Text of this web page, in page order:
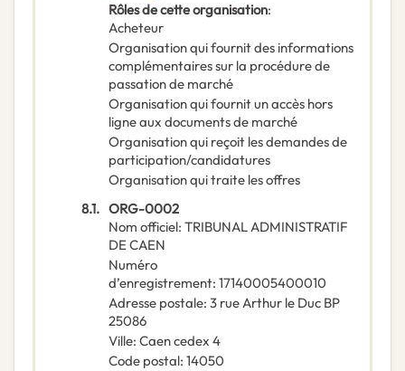
Rôles de cette organisation:
Acheteur
Organisation qui fournit des informations
complémentaires sur la procédure de
passation de marché
Organisation qui fournit un accès hors
ligne aux documents de marché
Organisation qui reçoit les demandes de
participation/candidatures
Organisation qui traite les offres
8.1. ORG-0002
Nom officiel: TRIBUNAL ADMINISTRATIF
DE CAEN
Numéro
d’enregistrement: 17140005400010
Adresse postale: 3 rue Arthur le Duc BP
25086
Ville: Caen cedex 4
Code postal: 14050